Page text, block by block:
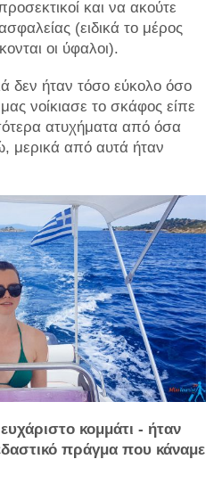
και να ακούτε
(ειδικά το μέρος
οι ύφαλοι).
δεν ήταν τόσο εύκολο όσο
νοίκιασε το σκάφος είπε
ατυχήματα από όσα
μερικά από αυτά ήταν
κομμάτι - ήταν
πράγμα που κάναμε